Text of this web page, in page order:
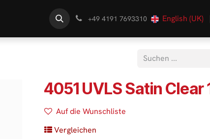
+49 4191 7693310 English (UK)
4051 UVLS Satin Clear
Auf die Wunschliste
Vergleichen